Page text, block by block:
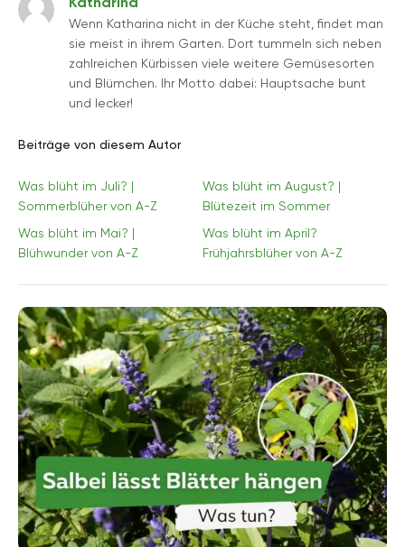
Wenn Katharina nicht in der Küche steht, findet man
sie meist in ihrem Garten. Dort tummeln sich neben
zahlreichen Kürbissen viele weitere Gemüsesorten
und Blümchen. Ihr Motto dabei: Hauptsache bunt
und lecker!
Beiträge von diesem Autor
Was blüht im Juli? |
Sommerblüher von A-Z
Was blüht im August? |
Blütezeit im Sommer
Was blüht im Mai? |
Blühwunder von A-Z
Was blüht im April?
Frühjahrsblüher von A-Z